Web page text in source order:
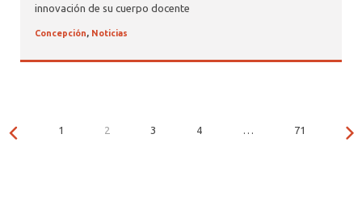
innovación de su cuerpo docente
Concepción, Noticias
1 2 3 4 71